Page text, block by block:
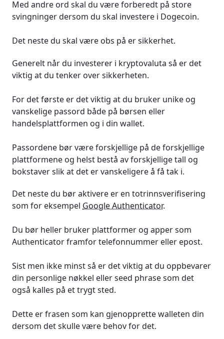
Med andre ord skal du være forberedt på store
svingninger dersom du skal investere i Dogecoin.
Det neste du skal være obs på er sikkerhet.
Generelt når du investerer i kryptovaluta så er det
viktig at du tenker over sikkerheten.
For det første er det viktig at du bruker unike og
vanskelige passord både på børsen eller
handelsplattformen og i din wallet.
Passordene bør være forskjellige på de forskjellige
plattformene og helst bestå av forskjellige tall og
bokstaver slik at det er vanskeligere å få tak i.
Det neste du bør aktivere er en totrinnsverifisering
som for eksempel Google Authenticator.
Du bør heller bruker plattformer og apper som
Authenticator framfor telefonnummer eller epost.
Sist men ikke minst så er det viktig at du oppbevarer
din personlige nøkkel eller seed phrase som det
også kalles på et trygt sted.
Dette er frasen som kan gjenopprette walleten din
dersom det skulle være behov for det.